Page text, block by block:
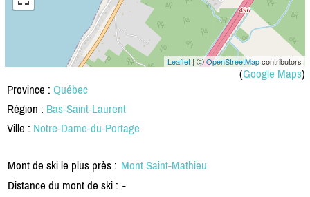
Leaflet | ⒸOpenStreetMapcontributors
(Google Maps)
Province : Québec
Région : Bas-Saint-Laurent
Ville : Notre-Dame-du-Portage
Mont de ski le plus près : Mont Saint-Mathieu
Distance du mont de ski : -